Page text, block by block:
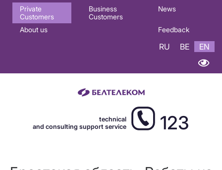
Основная
навигация
Private
Customers
Business
Customers
News
About us Feedback
RU BE EN
technical
and consulting support service
123